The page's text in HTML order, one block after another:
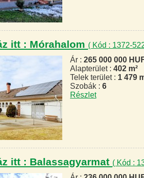
itt : Mórahalom ( Kód : 1372-
Ár : 265 000 000
Alapterület : 402 m²
Telek terület : 1 479
Szobák : 6
Részlet
itt : Balassagyarmat ( Kód :